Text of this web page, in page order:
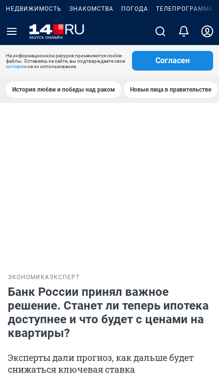
НЕДВИЖИМОСТЬ ЗНАКОМСТВА ПОГОДА ТЕЛЕПРОГРАММА
На информационном ресурсе применяются cookie-
файлы. Оставаясь на сайте, вы подтверждаете свое
согласиена их использование.
Согласен
История любви и победы над раком Новые лица в правительстве
ЭКОНОМИКАЭКСПЕРТ
Банк России принял важное
решение. Станет ли теперь ипотека
доступнее и что будет с ценами на
квартиры?
Эксперты дали прогноз, как дальше будет
снижаться ключевая ставка